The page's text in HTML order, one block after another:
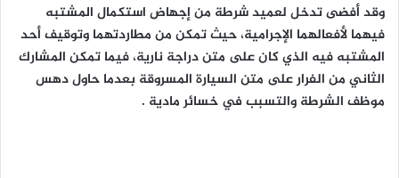
وقد أفضى تدخل لعميد شرطة من إجهاض استكمال المشتبه
فيهما لأفعالهما الإجرامية، حيث تمكن من مطاردتهما وتوقيف أحد
المشتبه فيه الذي كان على متن دراجة نارية، فيما تمكن المشارك
الثاني من الفرار على متن السيارة المسروقة بعدما حاول دهس
موظف الشرطة والتسبب في خسائر مادية .